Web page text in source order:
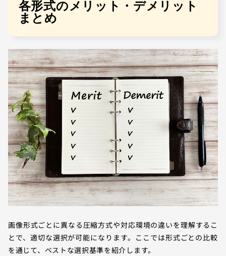
各形式のメリット・デメリット
まとめ
画像形式ごとに異なる圧縮方式や対応環境の違いを理解するこ
とで、適切な選択が可能になります。ここでは形式ごとの比較
を通じて、ベストな選択基準を紹介します。